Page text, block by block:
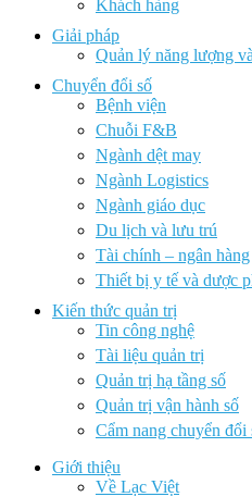
Khách hàng
Giải pháp
Quản lý năng lượng
Chuyển đổi số
Bệnh viện
Chuỗi F&B
Ngành dệt may
Ngành Logistics
Ngành giáo dục
Du lịch và lưu trú
Tài chính – ngân hàng
Thiết bị y tế và dược
Kiến thức quản trị
Tin công nghệ
Tài liệu quản trị
Quản trị hạ tầng số
Quản trị vận hành số
Cẩm nang chuyển đổi
Giới thiệu
Về Lạc Việt